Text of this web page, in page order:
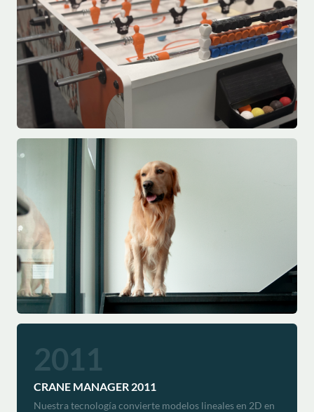
2011
CRANE MANAGER 2011
Nuestra tecnología convierte modelos lineales en 2D en